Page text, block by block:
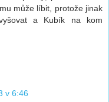
může líbit, protože jinak
a Kubík na kom
v 6:46